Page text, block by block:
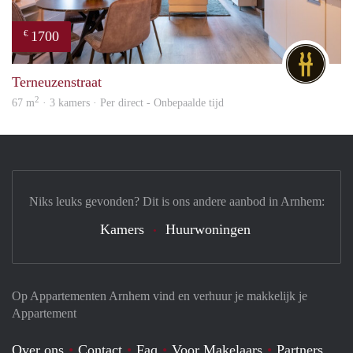
€ 1700
Terneuzenstraat
67 m2 · 3 kamers · Per direct - Onbepaalde tijd
Op Appartementen Arnhem vind en verhuur je makkelijk je
Appartement
Over ons Contact Faq Voor Makelaars Partners
Niks leuks gevonden? Dit is ons andere aanbod in Arnhem:
Kamers Huurwoningen